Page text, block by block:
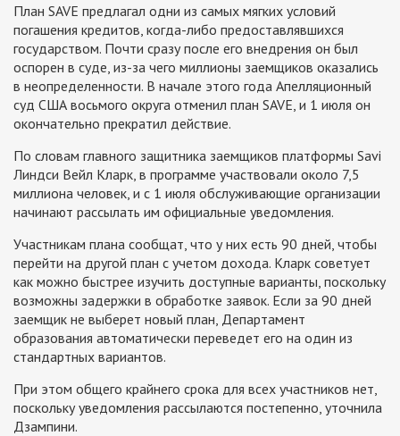
План SAVE предлагал одни из самых мягких условий
погашения кредитов, когда-либо предоставлявшихся
государством. Почти сразу после его внедрения он был
оспорен в суде, из-за чего миллионы заемщиков оказались
в неопределенности. В начале этого года Апелляционный
суд США восьмого округа отменил план SAVE, и 1 июля он
окончательно прекратил действие.
По словам главного защитника заемщиков платформы Savi
Линдси Вейл Кларк, в программе участвовали около 7,5
миллиона человек, и с 1 июля обслуживающие организации
начинают рассылать им официальные уведомления.
Участникам плана сообщат, что у них есть 90 дней, чтобы
перейти на другой план с учетом дохода. Кларк советует
как можно быстрее изучить доступные варианты, поскольку
возможны задержки в обработке заявок. Если за 90 дней
заемщик не выберет новый план, Департамент
образования автоматически переведет его на один из
стандартных вариантов.
При этом общего крайнего срока для всех участников нет,
поскольку уведомления рассылаются постепенно, уточнила
Дзампини.